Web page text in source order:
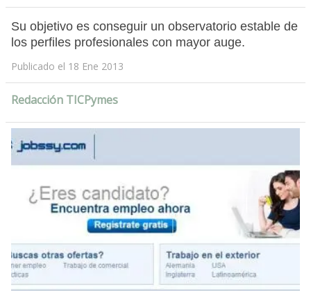
Su objetivo es conseguir un observatorio estable de
los perfiles profesionales con mayor auge.
Publicado el 18 Ene 2013
Redacción TICPymes